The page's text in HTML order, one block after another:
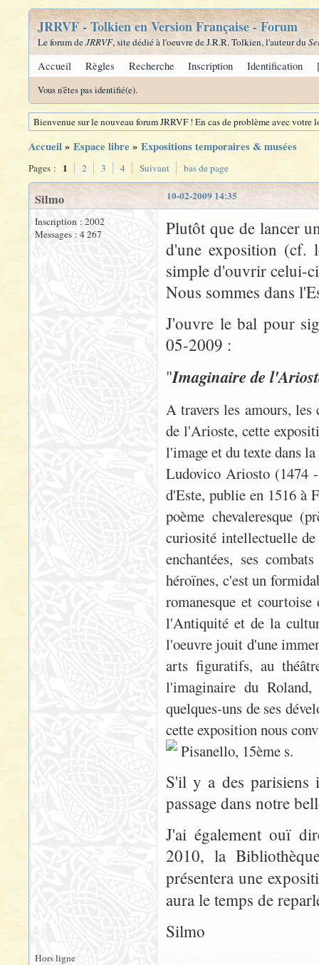
JRRVF - Tolkien en Version Française - Forum
Le forum deJRRVF, site dédié à l'oeuvre de J.R.R. Tolkien, l'auteur du
Accueil Règles Recherche Inscription Identification
Vous n'êtes pas identifié(e).
Bienvenue sur le nouveau forum JRRVF ! En cas de problème avec
Accueil» Espace libre » Expositions temporaires & musées
Pages : 1 2 3 4 Suivant bas de page
10-02-2009 14:35
Silmo
Inscription : 2002
Messages : 4 267
Plutôt que de lancer
d'une exposition (cf.
simple d'ouvrir celui-
Nous sommes dans
J'ouvre le bal pour
05-2009 :
"Imaginaire de
A travers les amours, les
de l'Arioste, cette
l'image et du texte dans
Ludovico Ariosto (1474
d'Este, publie en 1516 à
poème chevaleresque
curiosité intellectuelle de
enchantées, ses
héroïnes, c'est un
romanesque et
l'Antiquité et de la
l'oeuvre jouit d'une
arts figuratifs, au
l'imaginaire du Roland,
quelques-uns de ses
cette exposition nous
Pisanello, 15ème s.
S'il y a des parisiens
passage dans notre
J'ai également ouï
2010, la
présentera une
aura le temps de
Silmo
Hors ligne